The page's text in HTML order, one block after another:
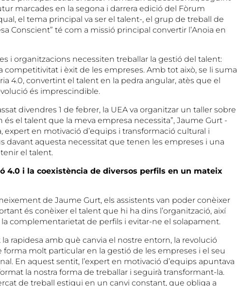
marcades en la segona i darrera edició del Fòrum
el tema principal va ser el talent-, el grup de treball de
Conscient” té com a missió principal convertir l’Anoia en
i organitzacions necessiten treballar la gestió del talent:
competitivitat i èxit de les empreses. Amb tot això, se li suma
4.0, convertint el talent en la pedra angular, atès que el
és imprescindible.
divendres 1 de febrer, la UEA va organitzar un taller sobre
és el talent que la meva empresa necessita”, Jaume Gurt -
expert en motivació d’equips i transformació cultural i
davant aquesta necessitat que tenen les empreses i una
el talent.
4.0 i la coexistència de diversos perfils en un mateix
de Jaume Gurt, els assistents van poder conèixer
és conèixer el talent que hi ha dins l’organització, així
complementarietat de perfils i evitar-ne el solapament.
rapidesa amb què canvia el nostre entorn, la revolució
molt particular en la gestió de les empreses i el seu
En aquest sentit, l’expert en motivació d’equips apuntava
la nostra forma de treballar i seguirà transformant-la.
de treball estigui en un canvi constant, que obliga a